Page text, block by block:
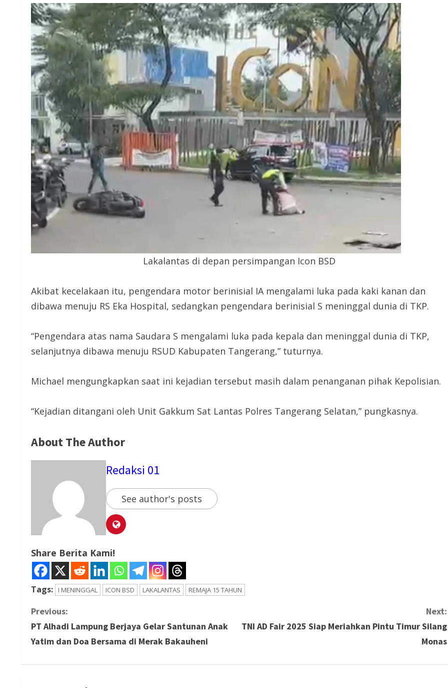
Lakalantas di depan persimpangan Icon BSD
Akibat kecelakaan itu, pengendara motor berinisial IA mengalami luka pada kaki kanan dan
dibawa menuju RS Eka Hospital, sedangkan pengendara berinisial S meninggal dunia di TKP.
“Pengendara atas nama Saudara S mengalami luka pada kepala dan meninggal dunia di TKP,
selanjutnya dibawa menuju RSUD Kabupaten Tangerang,” tuturnya.
Michael mengungkapkan saat ini kejadian tersebut masih dalam penanganan pihak Kepolisian.
“Kejadian ditangani oleh Unit Gakkum Sat Lantas Polres Tangerang Selatan,” pungkasnya.
About The Author
Redaksi 01
See author's posts
Share Berita Kami!
Tags: I MENINGGAL ICON BSD LAKALANTAS REMAJA 15 TAHUN
C
o
Previous:
PT Alhadi Lampung Berjaya Gelar Santunan Anak
Yatim dan Doa Bersama di Merak Bakauheni
Next:
TNI AD Fair 2025 Siap Meriahkan Pintu Timur Silang
Monas